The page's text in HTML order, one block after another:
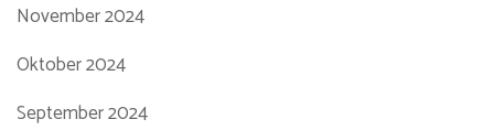
November 2024
Oktober 2024
September 2024